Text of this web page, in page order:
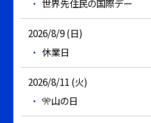
世界先住民の国際デー
2026/8/9 (日)
休業日
2026/8/11 (火)
🎌山の日